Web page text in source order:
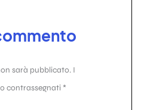
sarà pubblicato. I
contrassegnati *